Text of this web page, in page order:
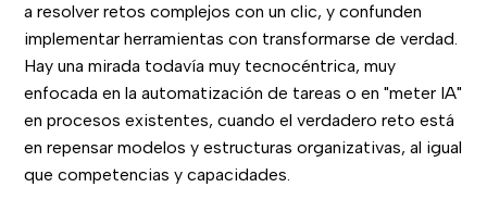
a resolver retos complejos con un clic, y confunden
implementar herramientas con transformarse de verdad.
Hay una mirada todavía muy tecnocéntrica, muy
enfocada en la automatización de tareas o en "meter IA"
en procesos existentes, cuando el verdadero reto está
en repensar modelos y estructuras organizativas, al igual
que competencias y capacidades.